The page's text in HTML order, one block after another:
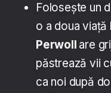
Folosește un
o a doua viață
Perwoll are
păstrează vii
ca noi după